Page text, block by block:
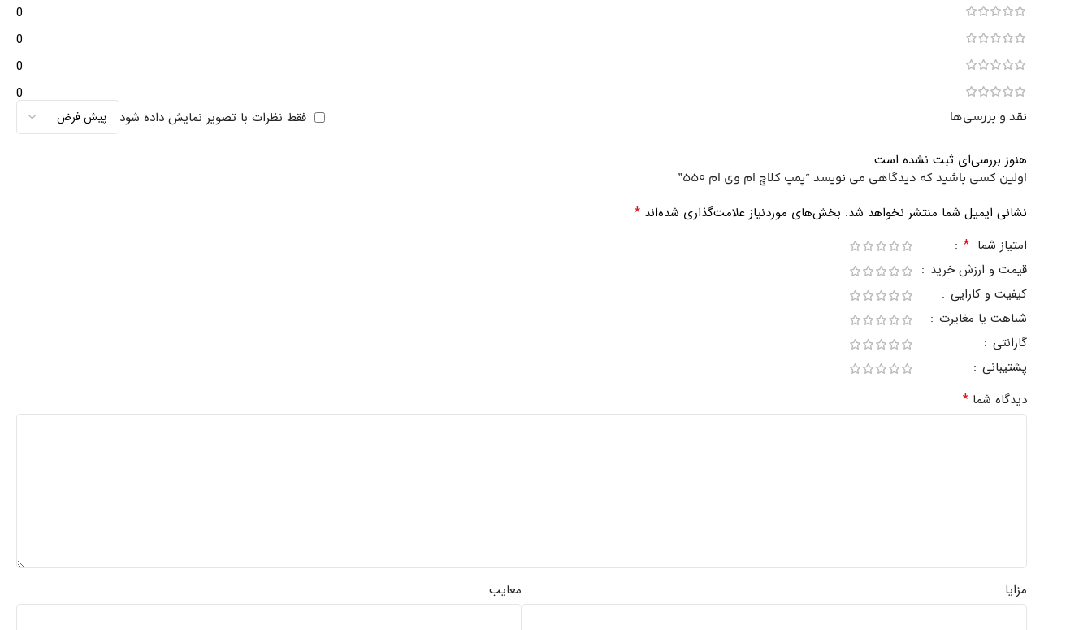
0
0
0
0
نقد و بررسی‌ها فقط نظرات با تصویر نمایش داده شود
هنوز بررسی‌ای ثبت نشده است.
اولین کسی باشید که دیدگاهی می نویسد “پمپ کلاچ ام وی ام 550”
نشانی ایمیل شما منتشر نخواهد شد. بخش‌های موردنیاز علامت‌گذاری شده‌اند *
امتیاز شما *
قیمت و ارزش خرید
کیفیت و کارایی
شباهت یا مغایرت
گارانتی
پشتیبانی
دیدگاه شما *
مزایا معایب